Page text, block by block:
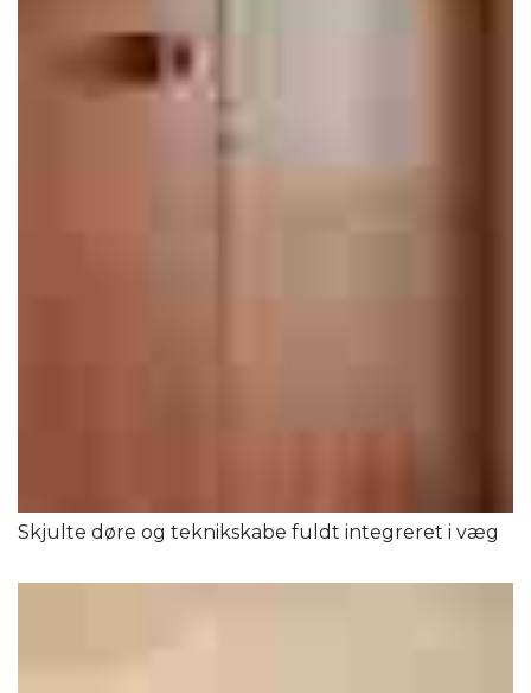
Skjulte døre og teknikskabe fuldt integreret i væg